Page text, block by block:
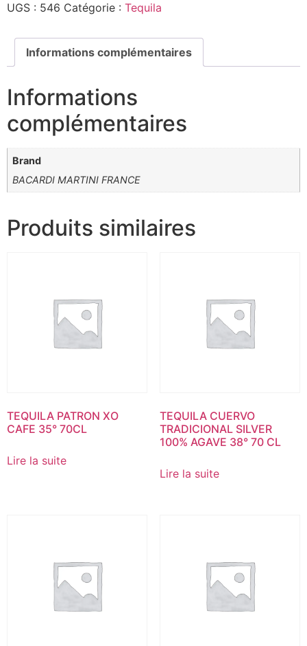
UGS : 546 Catégorie : Tequila
Informations complémentaires
Informations
complémentaires
Brand
BACARDI MARTINI FRANCE
Produits similaires
TEQUILA PATRON XO
CAFE 35° 70CL
Lire la suite
TEQUILA CUERVO
TRADICIONAL SILVER
100% AGAVE 38° 70 CL
Lire la suite